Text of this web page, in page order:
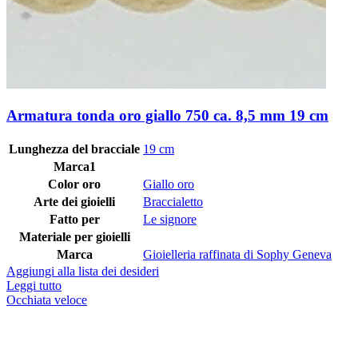
Armatura tonda oro giallo 750 ca. 8,5 mm 19 cm
Lunghezza del bracciale 19 cm
Marca1
Color oro
Giallo oro
Arte dei gioielli
Braccialetto
Fatto per
Le signore
Materiale per gioielli
Marca
Gioielleria raffinata di Sophy Geneva
Aggiungi alla lista dei desideri
Leggi tutto
Occhiata veloce